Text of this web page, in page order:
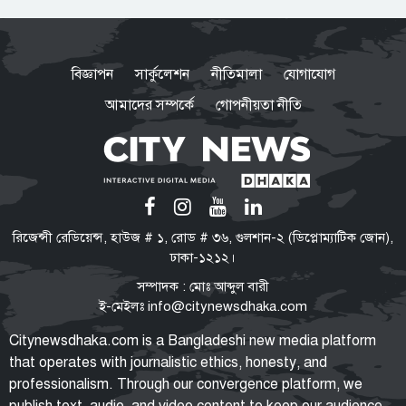
হাম উপসর্গে আরও ৬ শিশুর মৃত্যু
বিকেলেই শুরু গ্যাস সঞ্চালন, দুই-তিন
দিনে কাটবে সরবরাহ সংকট:
জনগণের অধিকার আদায়ে ৫ সেপ্টেম্বর
ঢাকা-চট্টগ্রাম লংমার্চ: জামায়াত আমির
বিজ্ঞাপন সার্কুলেশন নীতিমালা
যোগাযোগ
আমাদের সম্পর্কে
গোপনীয়তা নীতি
রিজেন্সী রেডিয়েন্স, হাউজ # ১, রোড # ৩৬, গুলশান-২ (ডিপ্লোম্যাটিক জোন),
ঢাকা-১২১২।
সম্পাদক : মোঃ আব্দুল বারী
ই-মেইলঃ info@citynewsdhaka.com
Citynewsdhaka.com is a Bangladeshi new media platform
that operates with journalistic ethics, honesty, and
professionalism. Through our convergence platform, we